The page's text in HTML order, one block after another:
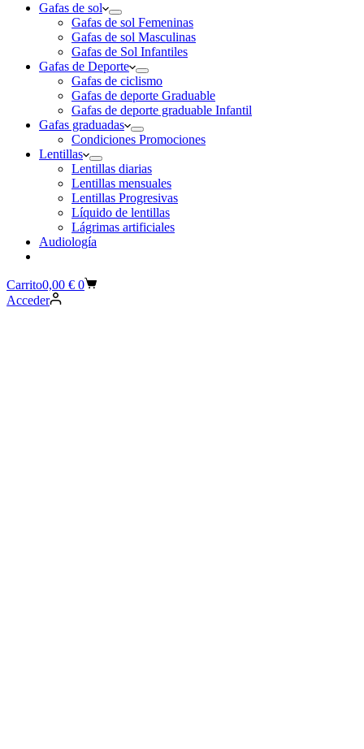
Gafas de sol
Gafas de sol Femeninas
Gafas de sol Masculinas
Gafas de Sol Infantiles
Gafas de Deporte
Gafas de ciclismo
Gafas de deporte Graduable
Gafas de deporte graduable Infantil
Gafas graduadas
Condiciones Promociones
Lentillas
Lentillas diarias
Lentillas mensuales
Lentillas Progresivas
Líquido de lentillas
Lágrimas artificiales
Audiología
Carrito0,00 € 0
Acceder